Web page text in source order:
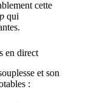
cette
qui
en direct
et son
: